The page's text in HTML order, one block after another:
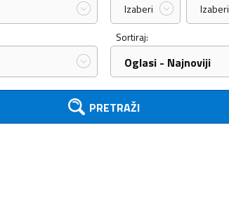
Izaberi
Izaberi
Sortiraj:
Oglasi - Najnoviji
PRETRAŽI